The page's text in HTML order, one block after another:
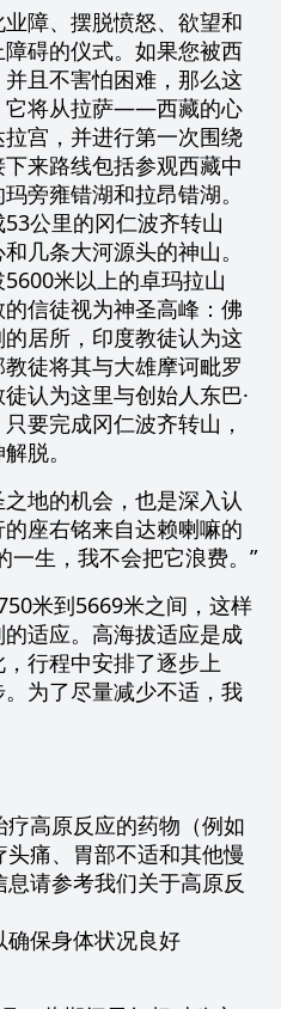
障、摆脱愤怒、欲望和
碍的仪式。如果您被西
且不害怕困难，那么这
它将从拉萨——西藏的心
宫，并进行第一次围绕
来路线包括参观西藏中
旁雍错湖和拉昂错湖。
公里的冈仁波齐转山
几条大河源头的神山。
米以上的卓玛拉山
信徒视为神圣高峰：佛
居所，印度教徒认为这
徒将其与大雄摩诃毗罗
认为这里与创始人东巴·
要完成冈仁波齐转山，
脱。
地的机会，也是深入认
座右铭来自达赖喇嘛的
一生，我不会把它浪费。”
米到5669米之间，这样
适应。高海拔适应是成
行程中安排了逐步上
为了尽量减少不适，我
高原反应的药物（例如
痛、胃部不适和其他慢
请参考我们关于高原反
保身体状况良好